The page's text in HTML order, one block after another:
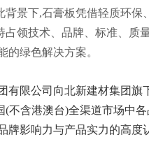
背景下,石膏板凭借轻质环
领技术、品牌、标准、质
的绿色解决方案。
有限公司向北新建材集团旗
(不含港澳台)全渠道市场中
牌影响力与产品实力的高度